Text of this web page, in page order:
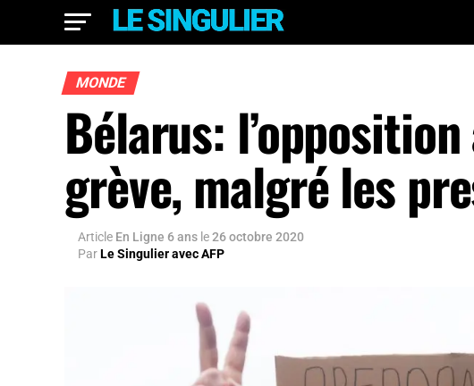
MONDE
Bélarus:
grève, malgré les
Article En Ligne 6 ans le26 octobre 2020
ParLe Singulier avec AFP